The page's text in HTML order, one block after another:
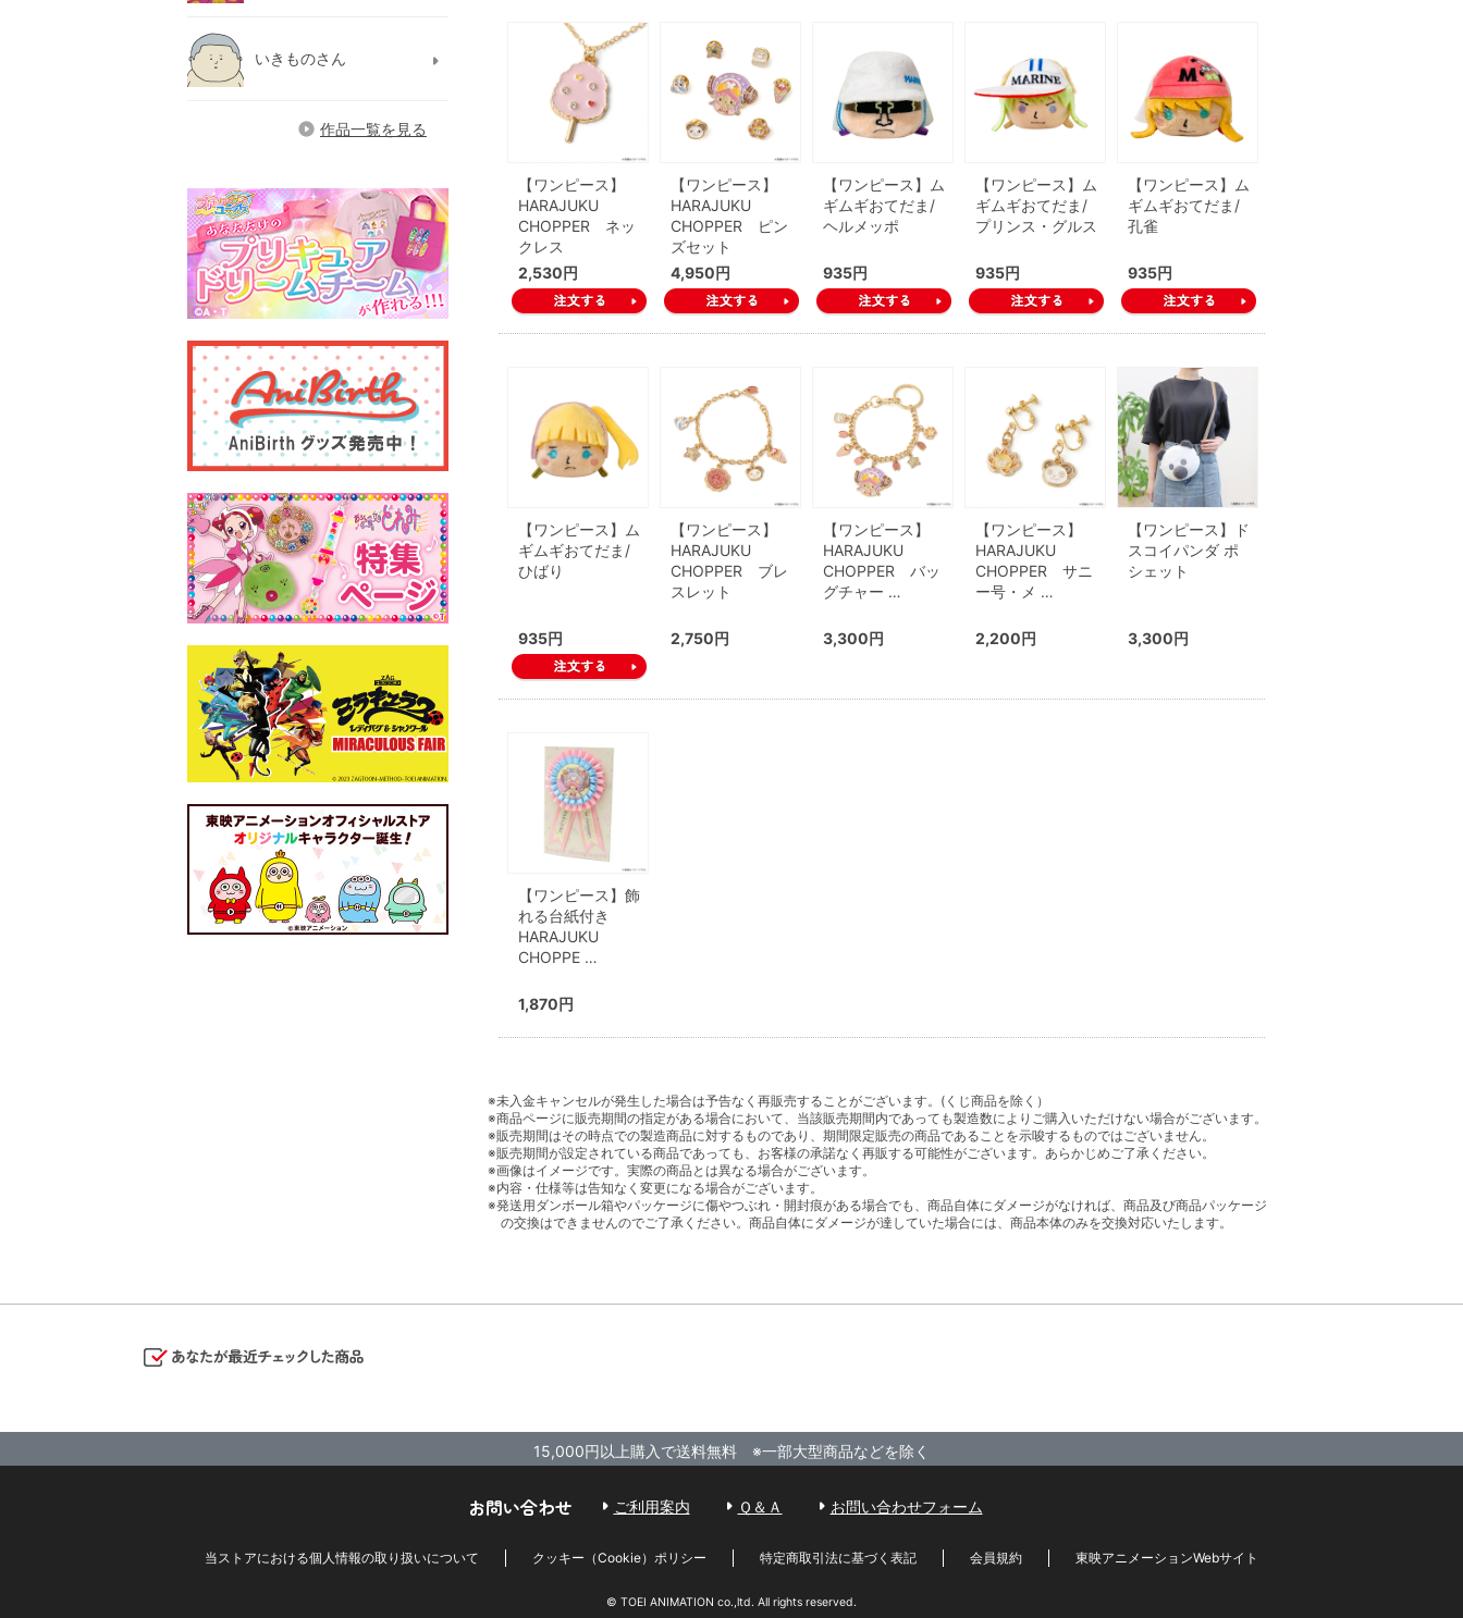
【ワンピース】
HARAJUKU
CHOPPER ネッ
クレス
2,530円
【ワンピース】
HARAJUKU
CHOPPER ピン
ズセット
4,950円
【ワンピース】ム
ギムギおてだま/
ヘルメッポ
935円
【ワンピース】ム
ギムギおてだま/
プリンス・グルス
935円
【ワンピース】ム
ギムギおてだま/
孔雀
935円
【ワンピース】ム
ギムギおてだま/
ひばり
935円
【ワンピース】
HARAJUKU
CHOPPER ブレ
スレット
2,750円
【ワンピース】
HARAJUKU
CHOPPER バッ
グチャー …
3,300円
【ワンピース】
HARAJUKU
CHOPPER サニ
ー号・メ …
2,200円
【ワンピース】ド
スコイパンダ ポ
シェット
3,300円
【ワンピース】飾
れる台紙付き
HARAJUKU
CHOPPE …
1,870円
※未入金キャンセルが発生した場合は予告なく再販売することがございます。(くじ商品を除く）
※商品ページに販売期間の指定がある場合において、当該販売期間内であっても製造数によりご購入いただけない場合がございます。
※販売期間はその時点での製造商品に対するものであり、期間限定販売の商品であることを示唆するものではございません。
※販売期間が設定されている商品であっても、お客様の承諾なく再販する可能性がございます。あらかじめご了承ください。
※画像はイメージです。実際の商品とは異なる場合がございます。
※内容・仕様等は告知なく変更になる場合がございます。
※発送用ダンボール箱やパッケージに傷やつぶれ・開封痕がある場合でも、商品自体にダメージがなければ、商品及び商品パッケージ
の交換はできませんのでご了承ください。商品自体にダメージが達していた場合には、商品本体のみを交換対応いたします。
いきものさん
作品一覧を見る
15,000円以上購入で送料無料 ※一部大型商品などを除く
お問い合わせ ご利用案内 Ｑ＆Ａ お問い合わせフォーム
当ストアにおける個人情報の取り扱いについて クッキー（Cookie）ポリシー 特定商取引法に基づく表記 会員規約 東映アニメーションWebサイト
© TOEI ANIMATION co.,ltd. All rights reserved.